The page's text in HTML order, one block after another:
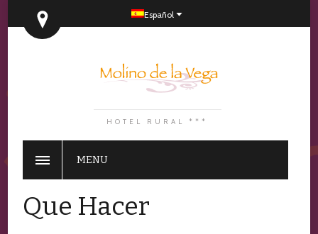
Español
HOTEL RURAL ***
MENU
Que Hacer